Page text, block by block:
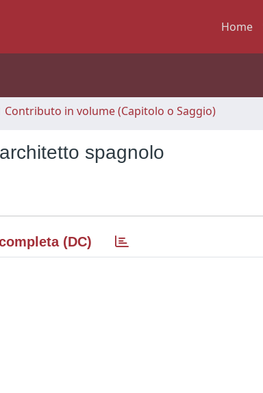
Home
Contributo in volume (Capitolo o Saggio)
spagnolo
(DC)